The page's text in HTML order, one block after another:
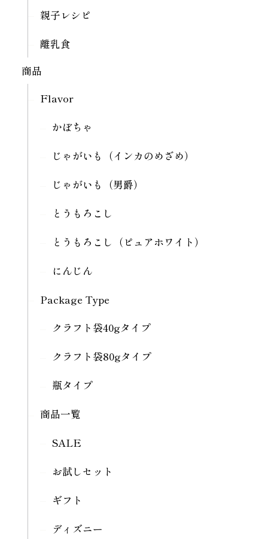
親子レシピ
離乳食
商品
Flavor
かぼちゃ
じゃがいも（インカのめざめ）
じゃがいも（男爵）
とうもろこし
とうもろこし（ピュアホワイト）
にんじん
Package Type
クラフト袋40gタイプ
クラフト袋80gタイプ
瓶タイプ
商品一覧
SALE
お試しセット
ギフト
ディズニー